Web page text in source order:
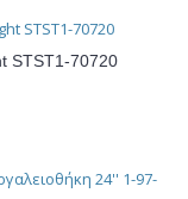
STST1-70720